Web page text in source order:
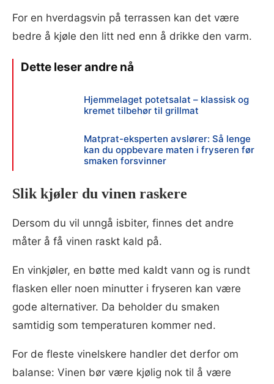
For en hverdagsvin på terrassen kan det være
bedre å kjøle den litt ned enn å drikke den varm.
Hjemmelaget potetsalat – klassisk og
kremet tilbehør til grillmat
Matprat-eksperten avslører: Så lenge
kan du oppbevare maten i fryseren før
smaken forsvinner
Slik kjøler du vinen raskere
Dersom du vil unngå isbiter, finnes det andre
måter å få vinen raskt kald på.
En vinkjøler, en bøtte med kaldt vann og is rundt
flasken eller noen minutter i fryseren kan være
gode alternativer. Da beholder du smaken
samtidig som temperaturen kommer ned.
For de fleste vinelskere handler det derfor om
balanse: Vinen bør være kjølig nok til å være